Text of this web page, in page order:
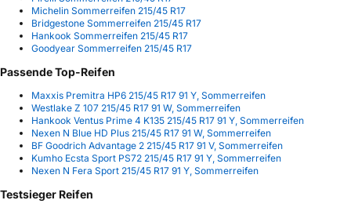
Michelin Sommerreifen 215/45 R17
Bridgestone Sommerreifen 215/45 R17
Hankook Sommerreifen 215/45 R17
Goodyear Sommerreifen 215/45 R17
Passende Top-Reifen
Maxxis Premitra HP6 215/45 R17 91 Y, Sommerreifen
Westlake Z 107 215/45 R17 91 W, Sommerreifen
Hankook Ventus Prime 4 K135 215/45 R17 91 Y, Sommerreifen
Nexen N Blue HD Plus 215/45 R17 91 W, Sommerreifen
BF Goodrich Advantage 2 215/45 R17 91 V, Sommerreifen
Kumho Ecsta Sport PS72 215/45 R17 91 Y, Sommerreifen
Nexen N Fera Sport 215/45 R17 91 Y, Sommerreifen
Testsieger Reifen